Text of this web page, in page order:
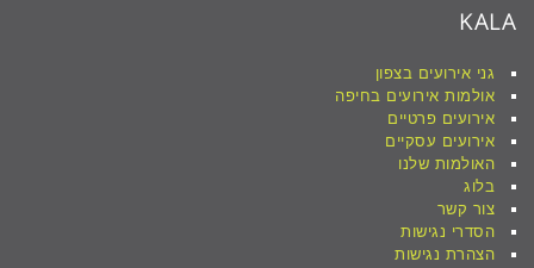
KALA
גני אירועים בצפון
אולמות אירועים בחיפה
אירועים פרטיים
אירועים עסקיים
האולמות שלנו
בלוג
צור קשר
הסדרי נגישות
הצהרת נגישות